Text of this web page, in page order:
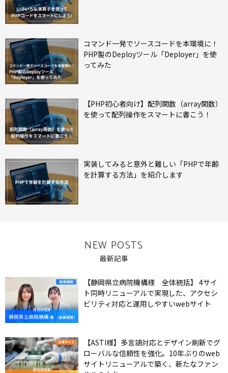
コマンド一発でソースコードを本環境に！
PHP製のDeployツール「Deployer」を使
ってみた
【PHP初心者向け】配列関数（array関数）
を使って配列操作をスマートに書こう！
実装してみると意外と難しい「PHPで年齢
を計算する方法」を紹介します
NEW POSTS
最新記事
【静岡県立病院機構様 全体統括】 4サイ
ト同時リニューアルで実現した、アクセシ
ビリティ対応と運用しやすいwebサイト
【ASTI様】多言語対応とデザイン刷新でグ
ローバルな信頼性を強化。10年ぶりのweb
サイトリニューアルで築く、新たなファン